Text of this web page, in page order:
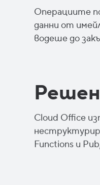
Операциите
данни от
водеше до
Cloud Office
Functions и